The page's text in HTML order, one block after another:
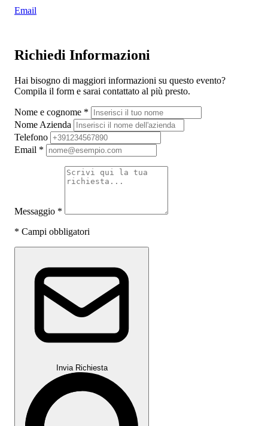
Email
Richiedi Informazioni
Hai bisogno di maggiori informazioni su questo evento?
Compila il form e sarai contattato al più presto.
Nome e cognome *
Nome Azienda
Telefono
Email *
Messaggio *
* Campi obbligatori
Invia Richiesta